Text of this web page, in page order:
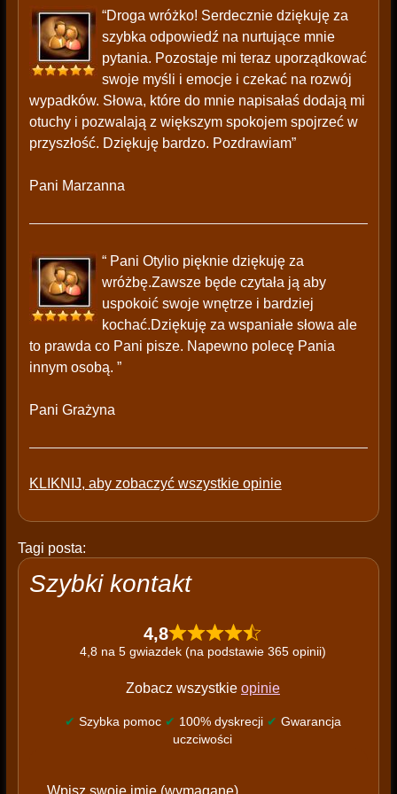
“Droga wróżko! Serdecznie dziękuję za
szybka odpowiedź na nurtujące mnie
pytania. Pozostaje mi teraz uporządkować
swoje myśli i emocje i czekać na rozwój
wypadków. Słowa, które do mnie napisałaś dodają mi
otuchy i pozwalają z większym spokojem spojrzeć w
przyszłość. Dziękuję bardzo. Pozdrawiam”
Pani Marzanna
“ Pani Otylio pięknie dziękuję za
wróżbę.Zawsze będe czytała ją aby
uspokoić swoje wnętrze i bardziej
kochać.Dziękuję za wspaniałe słowa ale
to prawda co Pani pisze. Napewno polecę Pania
innym osobą. ”
Pani Grażyna
KLIKNIJ, aby zobaczyć wszystkie opinie
Tagi posta:
Szybki kontakt
4,8
4,8 na 5 gwiazdek (na podstawie 365 opinii)
Zobacz wszystkie opinie
✔ Szybka pomoc ✔ 100% dyskrecji ✔ Gwarancja
uczciwości
Wpisz swoje imię (wymagane)